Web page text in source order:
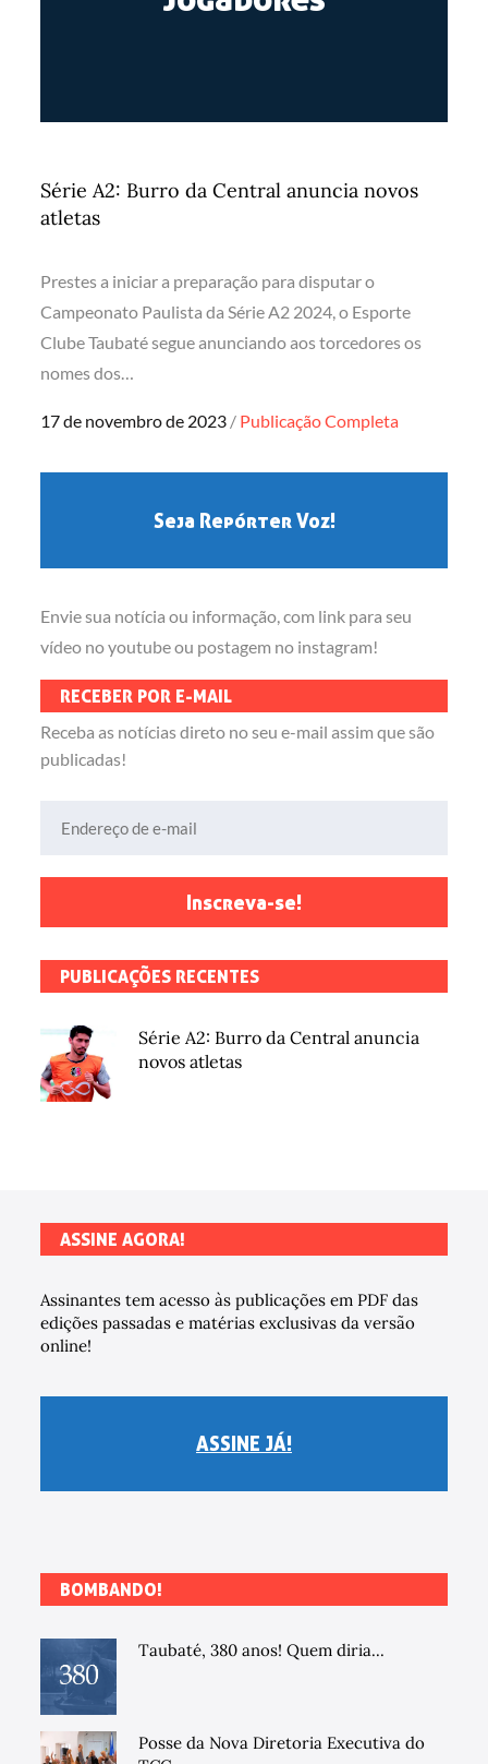
Série A2: Burro da Central anuncia novos
atletas
Prestes a iniciar a preparação para disputar o
Campeonato Paulista da Série A2 2024, o Esporte
Clube Taubaté segue anunciando aos torcedores os
nomes dos…
Posted
17 de novembro de 2023 Publicação Completa
Seja Repórter Voz!
Envie sua notícia ou informação, com link para seu
vídeo no youtube ou postagem no instagram!
RECEBER POR E-MAIL
Receba as notícias direto no seu e-mail assim que são
publicadas!
Inscreva-se!
PUBLICAÇÕES RECENTES
Série A2: Burro da Central anuncia
novos atletas
ASSINE AGORA!
Assinantes tem acesso às publicações em PDF das
edições passadas e matérias exclusivas da versão
online!
ASSINE JÁ!
BOMBANDO!
Taubaté, 380 anos! Quem diria...
Posse da Nova Diretoria Executiva do